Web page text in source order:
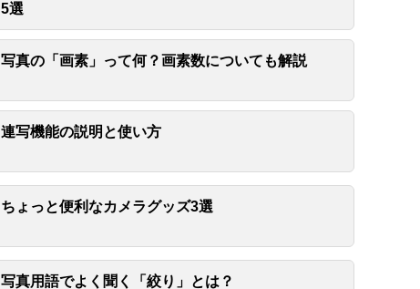
5選
写真の「画素」って何？画素数についても解説
連写機能の説明と使い方
ちょっと便利なカメラグッズ3選
写真用語でよく聞く「絞り」とは？